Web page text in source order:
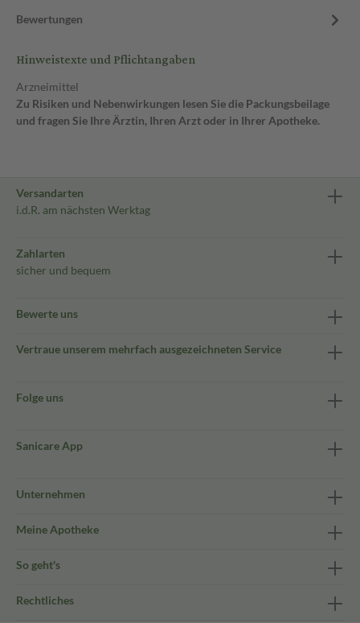
Bewertungen
Hinweistexte und Pflichtangaben
Arzneimittel
Zu Risiken und Nebenwirkungen lesen Sie die Packungsbeilage
und fragen Sie Ihre Ärztin, Ihren Arzt oder in Ihrer Apotheke.
Versandarten
i.d.R. am nächsten Werktag
Zahlarten
sicher und bequem
Bewerte uns
Vertraue unserem mehrfach ausgezeichneten Service
Folge uns
Sanicare App
Unternehmen
Meine Apotheke
So geht's
Rechtliches